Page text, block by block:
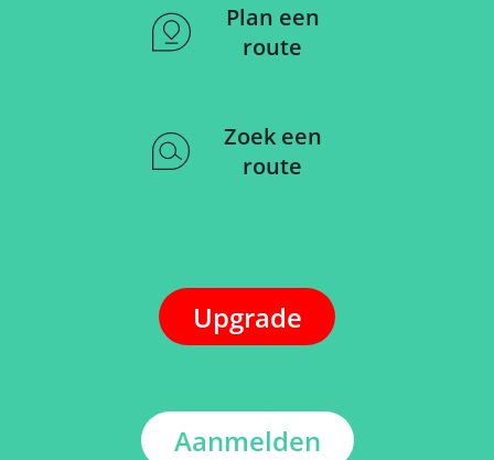
Plan een
route
Zoek een
route
Upgrade
Aanmelden